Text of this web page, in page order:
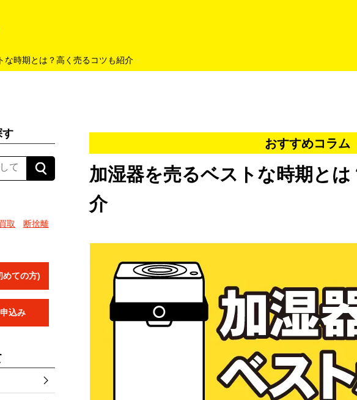
な時期とは？高く売るコツも紹介
す
取
断捨離
めての方)
込み
おすすめコラム
加湿器を売るベストな時期と
介